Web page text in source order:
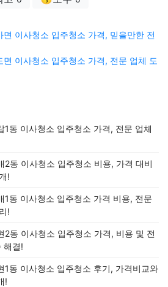
면 이사청소 입주청소 가격, 믿을만한 전
면 이사청소 입주청소 가격, 전문 업체 도
1동 이사청소 입주청소 가격, 전문 업체
2동 이사청소 입주청소 비용, 가격 대비
!
1동 이사청소 입주청소 가격 비용, 전문
!
2동 이사청소 입주청소 가격, 비용 및 전
해결!
1동 이사청소 입주청소 후기, 가격비교와
!